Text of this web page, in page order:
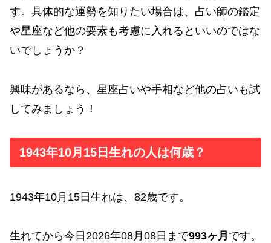
す。具体的な運勢を知りたい場合は、占い師の鑑定
や星座など他の要素も考慮に入れるといいのではな
いでしょうか？
興味があるなら、星座占いや手相など他の占いも試
してみましょう！
1943年10月15日生れの人は何歳？
1943年10月15日生れは、82歳です。
生れてから今日2026年08月08日まで993ヶ月 です。